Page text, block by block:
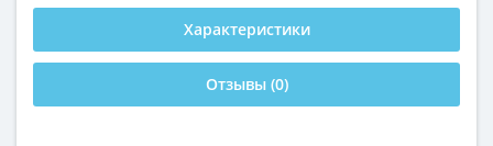
Характеристики
Отзывы (0)